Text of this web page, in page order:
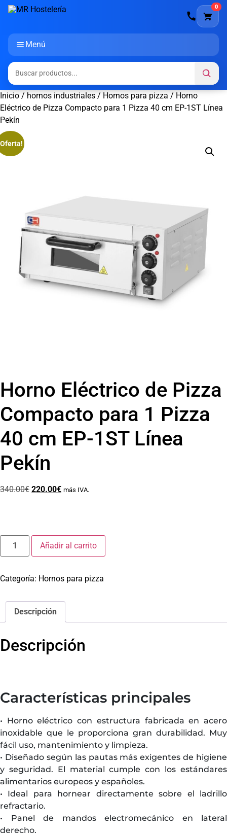
Menú
0
Inicio / hornos industriales / Hornos para pizza / Horno
Eléctrico de Pizza Compacto para 1 Pizza 40 cm EP-1ST Línea
Pekín
Horno Eléctrico de Pizza
Compacto para 1 Pizza
40 cm EP-1ST Línea
Pekín
340.00€ 220.00€ más IVA.
Añadir al carrito
Categoría: Hornos para pizza
Descripción
Descripción
Características principales
• Horno eléctrico con estructura fabricada en acero
inoxidable que le proporciona gran durabilidad. Muy
fácil uso, mantenimiento y limpieza.
• Diseñado según las pautas más exigentes de higiene
y seguridad. El material cumple con los estándares
alimentarios europeos y españoles.
• Ideal para hornear directamente sobre el ladrillo
refractario.
• Panel de mandos electromecánico en lateral
derecho.